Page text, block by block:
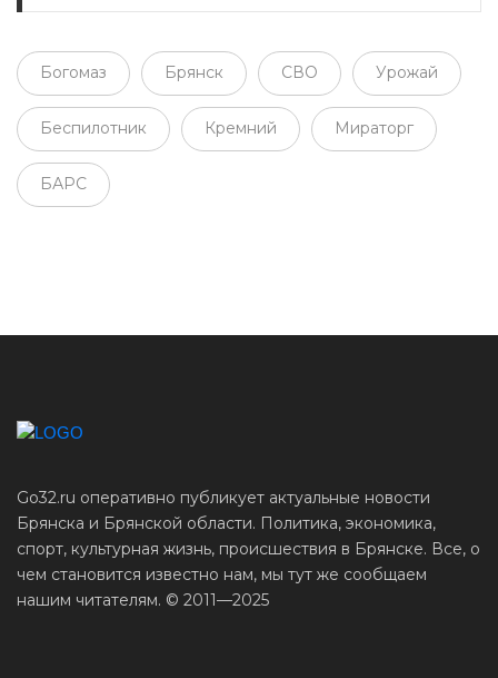
Богомаз Брянск СВО Урожай
Беспилотник Кремний Мираторг
БАРС
Go32.ru оперативно публикует актуальные новости
Брянска и Брянской области. Политика, экономика,
спорт, культурная жизнь, происшествия в Брянске. Все, о
чем становится известно нам, мы тут же сообщаем
нашим читателям. © 2011—2025